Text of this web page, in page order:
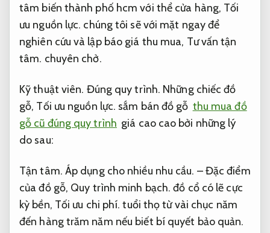
tâm biến thành phố hcm với thể cửa hàng, Tối
ưu nguồn lực. chúng tôi sẽ với mặt ngay để
nghiên cứu và lập báo giá thu mua, Tư vấn tận
tâm. chuyên chở.
Kỹ thuật viên. Đúng quy trình. Những chiếc đồ
gỗ, Tối ưu nguồn lực. sắm bán đồ gỗ thu mua đồ
gỗ cũ đúng quy trình giá cao cao bởi những lý
do sau:
Tận tâm. Áp dụng cho nhiều nhu cầu. – Đặc điểm
của đồ gỗ, Quy trình minh bạch. đồ cổ có lẽ cực
kỳ bền, Tối ưu chi phí. tuổi thọ từ vài chục năm
đến hàng trăm năm nếu biết bí quyết bảo quản.